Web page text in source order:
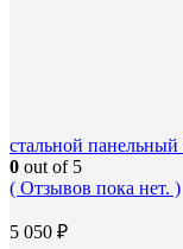
стальной
0 out of 5
( Отзывов пока нет. )
5 050 ₽